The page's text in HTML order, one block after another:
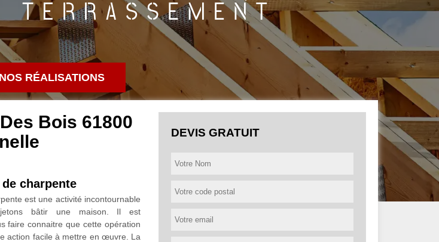
RÉALISATIONS
Bois 61800
charpente
est une activité incontournable
bâtir une maison. Il est
faire connaitre que cette opération
action facile à mettre en œuvre. La
DEVIS GRATUIT